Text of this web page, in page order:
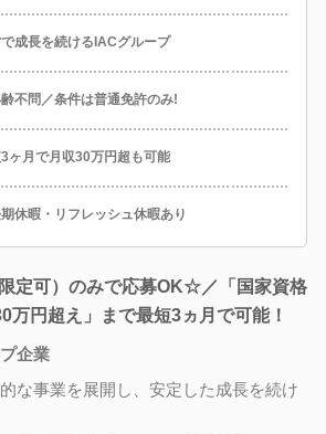
で成長を続けるIACグループ
不問／条件は普通免許のみ!
3ヶ月で月収30万円超も可能
休暇・リフレッシュ休暇あり
定可）のみで応募OK☆／「国家資格
万円超え」まで最短3ヵ月で可能！
企業
な事業を展開し、安定した成長を続け